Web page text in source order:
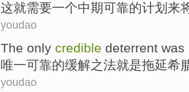
这就需要一个中期可靠的计划 来
youdao
The only credible deterrent was
唯一可靠的缓解之法就是拖延希
youdao